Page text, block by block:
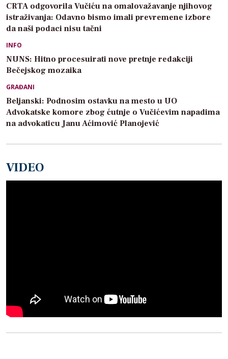
CRTA odgovorila Vučiću na omalovažavanje njihovog
istraživanja: Odavno bismo imali prevremene izbore
da naši podaci nisu tačni
INFO
NUNS: Hitno procesuirati nove pretnje redakciji
Bečejskog mozaika
GRAĐANI
Beljanski: Podnosim ostavku na mesto u UO
Advokatske komore zbog ćutnje o Vučićevim napadima
na advokaticu Janu Aćimović Planojević
VIDEO